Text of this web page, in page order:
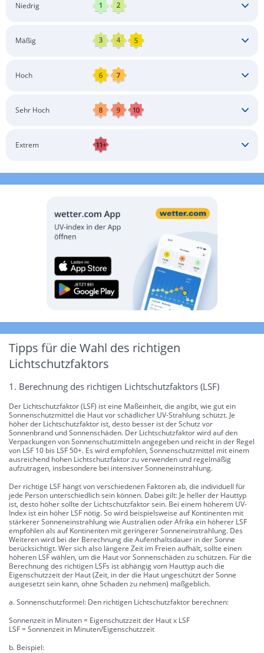
Niedrig
Mäßig
Langärmlige Bekleidung
Hoch
Langärmlige Bekleidung
Sonnenbrille
Sehr Hoch
Langärmlige Bekleidung
Extrem
Tipps für die Wahl des richtigen
Lichtschutzfaktors
1. Berechnung des richtigen Lichtschutzfaktors (LSF)
Der Lichtschutzfaktor (LSF) ist eine Maßeinheit, die angibt, wie gut ein
Sonnenschutzmittel die Haut vor schädlicher UV-Strahlung schützt. Je
höher der Lichtschutzfaktor ist, desto besser ist der Schutz vor
Sonnenbrand und Sonnenschäden. Der Lichtschutzfaktor wird auf den
Verpackungen von Sonnenschutzmitteln angegeben und reicht in der Regel
von LSF 10 bis LSF 50+. Es wird empfohlen, Sonnenschutzmittel mit einem
ausreichend hohen Lichtschutzfaktor zu verwenden und regelmäßig
aufzutragen, insbesondere bei intensiver Sonneneinstrahlung.
Der richtige LSF hängt von verschiedenen Faktoren ab, die individuell für
jede Person unterschiedlich sein können. Dabei gilt: Je heller der Hauttyp
ist, desto höher sollte der Lichtschutzfaktor sein. Bei einem höherem UV-
Index ist ein höher LSF nötig. So wird beispielsweise auf Kontinenten mit
stärkerer Sonneneinstrahlung wie Australien oder Afrika ein höherer LSF
empfohlen als auf Kontinenten mit geringerer Sonneneinstrahlung. Des
Weiteren wird bei der Berechnung die Aufenthaltsdauer in der Sonne
berücksichtigt. Wer sich also längere Zeit im Freien aufhält, sollte einen
höheren LSF wählen, um die Haut vor Sonnenschäden zu schützen. Für die
Berechnung des richtigen LSFs ist abhängig vom Hauttyp auch die
Eigenschutzzeit der Haut (Zeit, in der die Haut ungeschützt der Sonne
ausgesetzt sein kann, ohne Schaden zu nehmen) maßgeblich.
a. Sonnenschutzformel: Den richtigen Lichtschutzfaktor berechnen:
Sonnenzeit in Minuten = Eigenschutzzeit der Haut x LSF
LSF = Sonnenzeit in Minuten/Eigenschutzzeit
b. Beispiel: